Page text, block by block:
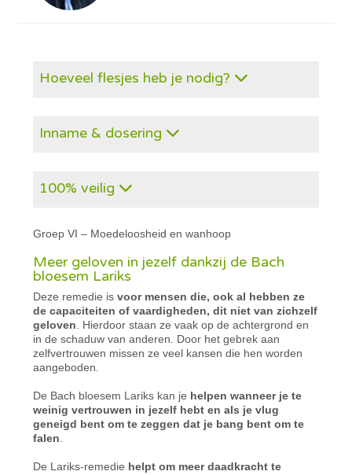
Hoeveel flesjes heb je nodig?
Inname & dosering
100% veilig
Groep VI – Moedeloosheid en wanhoop
Meer geloven in jezelf dankzij de Bach
bloesem Lariks
Deze remedie isvoor mensen die, ook al hebben ze
de capaciteiten of vaardigheden, dit niet van zichzelf
geloven . Hierdoor staan ze vaak op de achtergrond en
in de schaduw van anderen. Door het gebrek aan
zelfvertrouwen missen ze veel kansen die hen worden
aangeboden.
De Bach bloesem Lariks kan je helpen wanneer je te
weinig vertrouwen in jezelf hebt en als je vlug
geneigd bent om te zeggen dat je bang bent om te
falen
De Lariks-remedie helpt om meer daadkracht te